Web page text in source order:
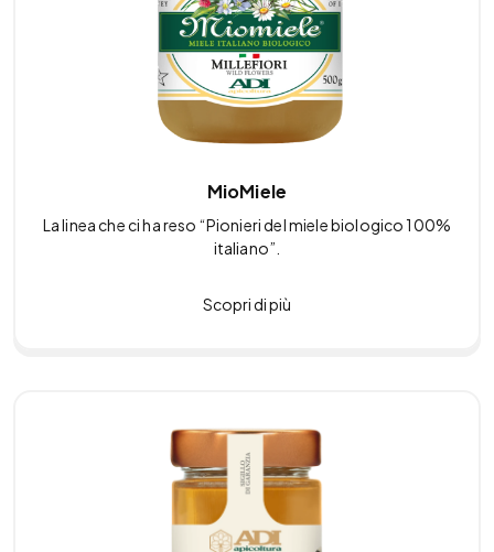
MioMiele
La linea che ci ha reso “Pionieri del miele biologico 100%
italiano”.
Scopri di più